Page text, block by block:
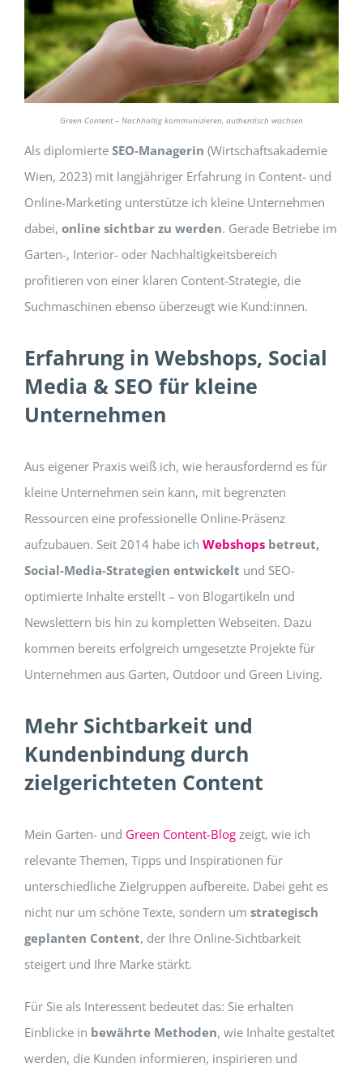
Green Content – Nachhaltig kommunizieren, authentisch wachsen
Als diplomierte SEO-Managerin (Wirtschaftsakademie
Wien, 2023) mit langjähriger Erfahrung in Content- und
Online-Marketing unterstütze ich kleine Unternehmen
dabei, online sichtbar zu werden. Gerade Betriebe im
Garten-, Interior- oder Nachhaltigkeitsbereich
profitieren von einer klaren Content-Strategie, die
Suchmaschinen ebenso überzeugt wie Kund:innen.
Erfahrung in Webshops, Social
Media & SEO für kleine
Unternehmen
Aus eigener Praxis weiß ich, wie herausfordernd es für
kleine Unternehmen sein kann, mit begrenzten
Ressourcen eine professionelle Online-Präsenz
aufzubauen. Seit 2014 habe ich Webshopsbetreut,
Social-Media-Strategien entwickelt und SEO-
optimierte Inhalte erstellt – von Blogartikeln und
Newslettern bis hin zu kompletten Webseiten. Dazu
kommen bereits erfolgreich umgesetzte Projekte für
Unternehmen aus Garten, Outdoor und Green Living.
Mehr Sichtbarkeit und
Kundenbindung durch
zielgerichteten Content
Mein Garten- und Green Content-Blogzeigt, wie ich
relevante Themen, Tipps und Inspirationen für
unterschiedliche Zielgruppen aufbereite. Dabei geht es
nicht nur um schöne Texte, sondern um strategisch
geplanten Content, der Ihre Online-Sichtbarkeit
steigert und Ihre Marke stärkt.
Für Sie als Interessent bedeutet das: Sie erhalten
Einblicke in bewährte Methoden, wie Inhalte gestaltet
werden, die Kunden informieren, inspirieren und